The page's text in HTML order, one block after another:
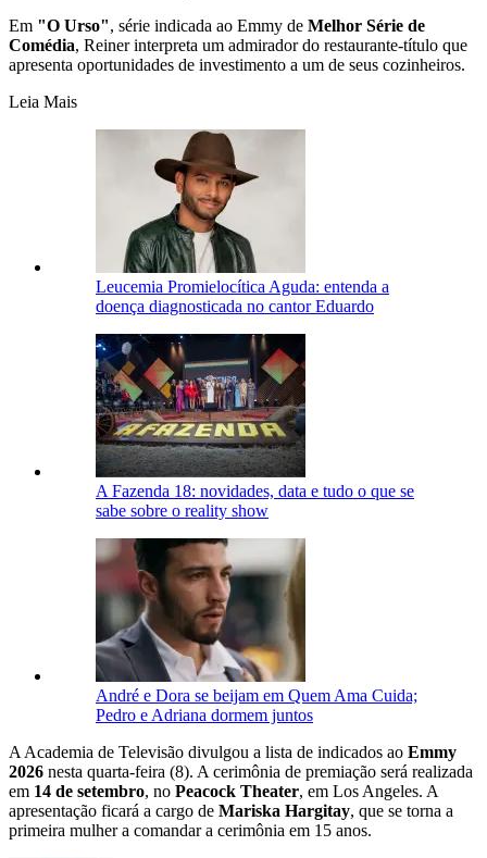
Em "O Urso", série indicada ao Emmy de Melhor Série de
Comédia, Reiner interpreta um admirador do restaurante-título que
apresenta oportunidades de investimento a um de seus cozinheiros.
Leia Mais
Leucemia Promielocítica Aguda: entenda a
doença diagnosticada no cantor Eduardo
A Fazenda 18: novidades, data e tudo o que se
sabe sobre o reality show
André e Dora se beijam em Quem Ama Cuida;
Pedro e Adriana dormem juntos
A Academia de Televisão divulgou a lista de indicados ao Emmy
2026 nesta quarta-feira (8). A cerimônia de premiação será realizada
em 14 de setembro, no Peacock Theater, em Los Angeles. A
apresentação ficará a cargo de Mariska Hargitay, que se torna a
primeira mulher a comandar a cerimônia em 15 anos.